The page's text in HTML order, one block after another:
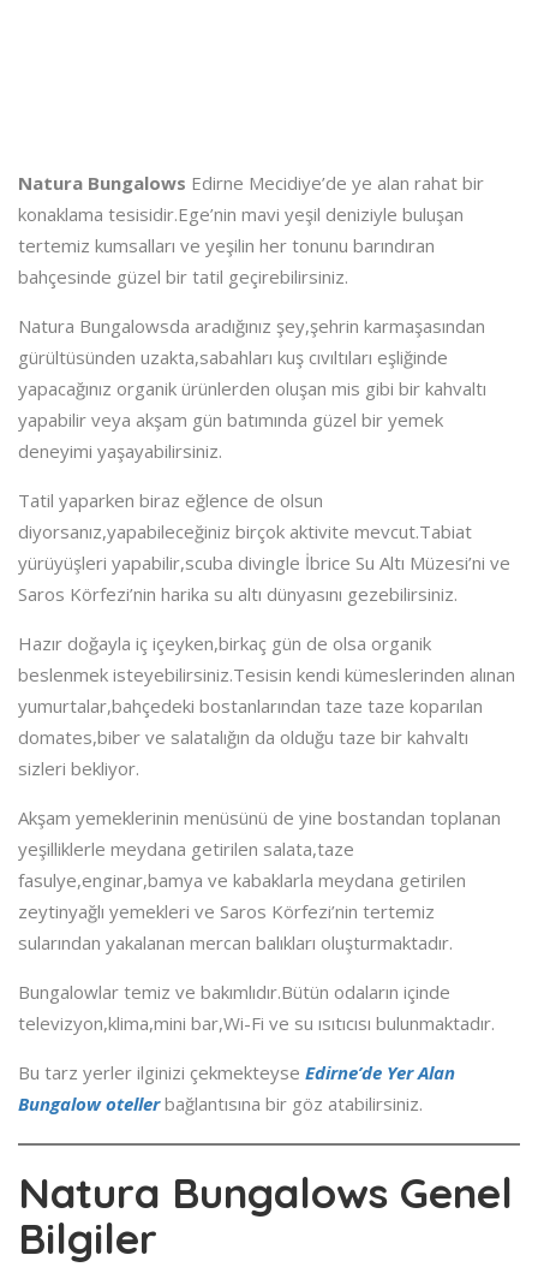
Natura Bungalows Edirne Mecidiye’de ye alan rahat bir
konaklama tesisidir.Ege’nin mavi yeşil deniziyle buluşan
tertemiz kumsalları ve yeşilin her tonunu barındıran
bahçesinde güzel bir tatil geçirebilirsiniz.
Natura Bungalowsda aradığınız şey,şehrin karmaşasından
gürültüsünden uzakta,sabahları kuş cıvıltıları eşliğinde
yapacağınız organik ürünlerden oluşan mis gibi bir kahvaltı
yapabilir veya akşam gün batımında güzel bir yemek
deneyimi yaşayabilirsiniz.
Tatil yaparken biraz eğlence de olsun
diyorsanız,yapabileceğiniz birçok aktivite mevcut.Tabiat
yürüyüşleri yapabilir,scuba divingle İbrice Su Altı Müzesi’ni ve
Saros Körfezi’nin harika su altı dünyasını gezebilirsiniz.
Hazır doğayla iç içeyken,birkaç gün de olsa organik
beslenmek isteyebilirsiniz.Tesisin kendi kümeslerinden alınan
yumurtalar,bahçedeki bostanlarından taze taze koparılan
domates,biber ve salatalığın da olduğu taze bir kahvaltı
sizleri bekliyor.
Akşam yemeklerinin menüsünü de yine bostandan toplanan
yeşilliklerle meydana getirilen salata,taze
fasulye,enginar,bamya ve kabaklarla meydana getirilen
zeytinyağlı yemekleri ve Saros Körfezi’nin tertemiz
sularından yakalanan mercan balıkları oluşturmaktadır.
Bungalowlar temiz ve bakımlıdır.Bütün odaların içinde
televizyon,klima,mini bar,Wi-Fi ve su ısıtıcısı bulunmaktadır.
Bu tarz yerler ilginizi çekmekteyse Edirne’de Yer Alan
Bungalow otellerbağlantısına bir göz atabilirsiniz.
Natura Bungalows Genel
Bilgiler